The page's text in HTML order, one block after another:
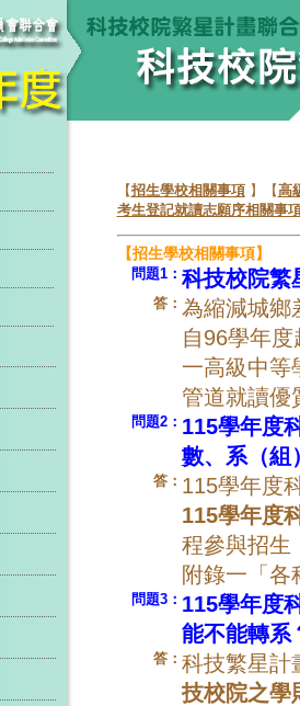
【招生學校相關事項】【高
考生登記就讀志願序相關事
【招生學校相關事項】
問題1： 科技校院繁
答： 為縮減城鄉
自96學年
一高級中等
管道就讀優
問題2： 115學年度
數、系（組
答： 115學年度
115學年度
程參與招生
附錄一「各
問題3： 115學年度
能不能轉系
答： 科技繁星計
技校院之學